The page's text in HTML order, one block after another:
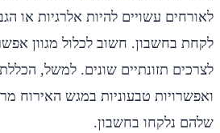
לאורחים עשויים להיות אלרגיות או
לקחת בחשבון. חשוב לכלול מגוון
לצרכים תזונתיים שונים. למשל,
ואפשרויות טבעוניות במגש האירוח
שלהם נלקחו בחשבון.